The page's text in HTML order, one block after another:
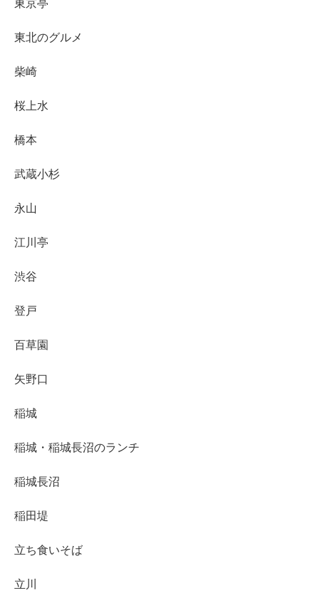
東京亭
東北のグルメ
柴崎
桜上水
橋本
武蔵小杉
永山
江川亭
渋谷
登戸
百草園
矢野口
稲城
稲城・稲城長沼のランチ
稲城長沼
稲田堤
立ち食いそば
立川